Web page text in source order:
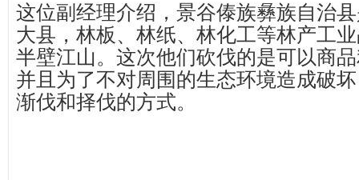
这位副经理介绍，景谷傣族彝族自治
大县，林板、林纸、林化工等林产工
半壁江山。这次他们砍伐的是可以商
并且为了不对周围的生态环境造成破
渐伐和择伐的方式。